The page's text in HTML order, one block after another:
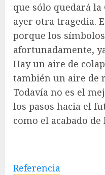
que sólo quedará la
ayer otra tragedia.
porque los
afortunadamente,
Hay un aire de
también un aire de
Todavía no es el
los pasos hacia el
como el acabado
Referencia